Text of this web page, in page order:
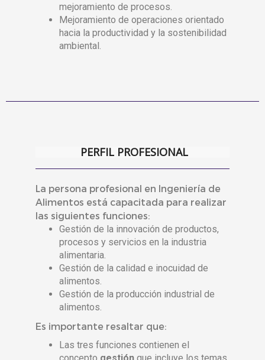
mejoramiento de procesos.
Mejoramiento de operaciones orientado
hacia la productividad y la sostenibilidad
ambiental.
PERFIL PROFESIONAL
La persona profesional en Ingeniería de
Alimentos está capacitada para realizar
las siguientes funciones:
Gestión de la innovación de productos,
procesos y servicios en la industria
alimentaria.
Gestión de la calidad e inocuidad de
alimentos.
Gestión de la producción industrial de
alimentos.
Es importante resaltar que:
Las tres funciones contienen el